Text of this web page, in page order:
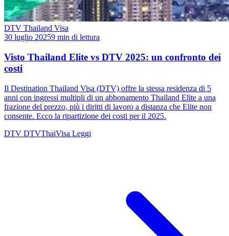
DTV Thailand Visa
30 luglio 20259 min di lettura
Visto Thailand Elite vs DTV 2025: un confronto dei
costi
Il Destination Thailand Visa (DTV) offre la stessa residenza di 5
anni con ingressi multipli di un abbonamento Thailand Elite a una
frazione del prezzo, più i diritti di lavoro a distanza che Elite non
consente. Ecco la ripartizione dei costi per il 2025.
DTV DTVThaiVisa Leggi